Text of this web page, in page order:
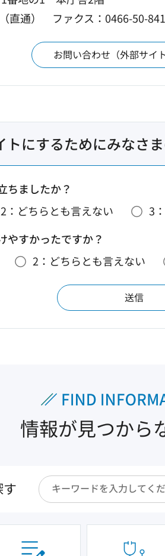
直通）
ファクス：0466-50-
お問い合わせ（外部サイ
トにするためにみなさ
ちましたか？
2：どちらとも言えない
3
やすかったですか？
2：どちらとも言えない
情報が見つから